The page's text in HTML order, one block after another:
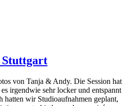
Stuttgart
von Tanja & Andy. Die Session hat
irgendwie sehr locker und entspannt
hatten wir Studioaufnahmen geplant,